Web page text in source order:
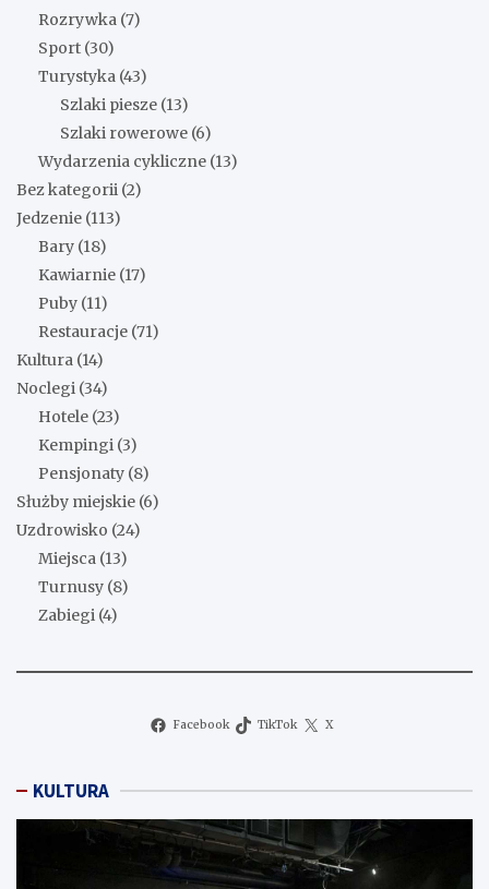
Rozrywka (7)
Sport (30)
Turystyka (43)
Szlaki piesze (13)
Szlaki rowerowe (6)
Wydarzenia cykliczne (13)
Bez kategorii (2)
Jedzenie (113)
Bary (18)
Kawiarnie (17)
Puby (11)
Restauracje (71)
Kultura (14)
Noclegi (34)
Hotele (23)
Kempingi (3)
Pensjonaty (8)
Służby miejskie (6)
Uzdrowisko (24)
Miejsca (13)
Turnusy (8)
Zabiegi (4)
Facebook TikTok X
KULTURA